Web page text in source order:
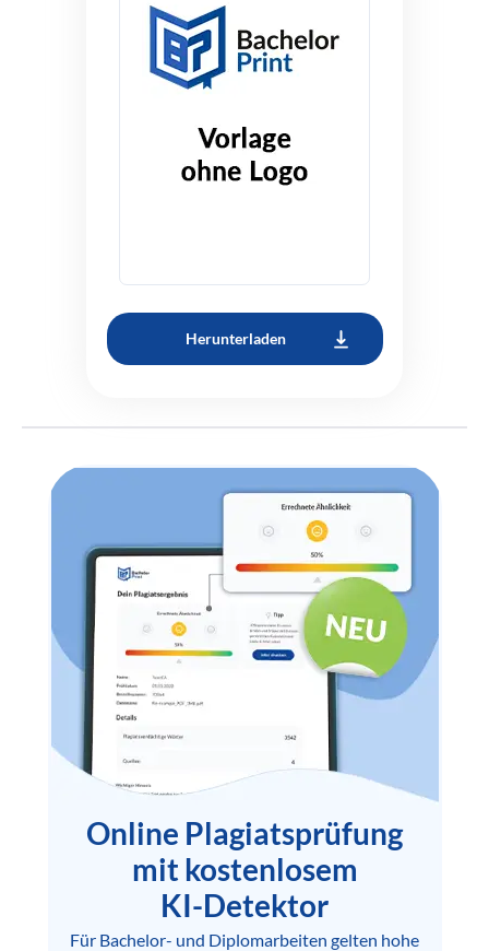
Herunterladen
Online Plagiatsprüfung
mit kostenlosem
KI-Detektor
Für Bachelor- und Diplomarbeiten gelten hohe